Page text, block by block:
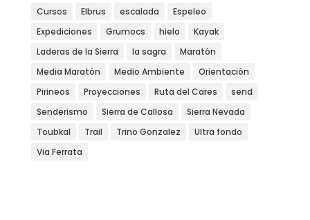
Cursos
Elbrus escalada
Espeleo
Expediciones
Grumocs hielo
Kayak
Laderas de la Sierra
la sagra
Maratón
Media Maratón
Medio Ambiente
Orientación
Pirineos
Proyecciones Ruta del Cares
send
Senderismo
Sierra de Callosa
Sierra Nevada
Toubkal
Trail Trino Gonzalez
Ultra fondo
Via Ferrata